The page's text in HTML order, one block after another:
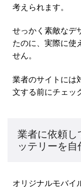
考えられます。
せっかく素敵なデ
たのに、実際に使
せん。
業者のサイトには
文する前にチェッ
業者に依頼し
ッテリーを
オリジナルモバイ